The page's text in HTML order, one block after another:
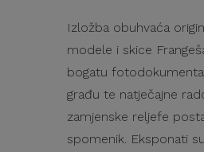
Izložba obuhvaća
modele i skice
bogatu
građu te natječajne
zamjenske reljefe
spomenik. Eksponati